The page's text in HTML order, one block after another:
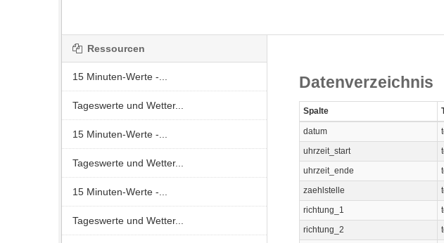
Ressourcen
15 Minuten-Werte -...
Tageswerte und Wetter...
15 Minuten-Werte -...
Tageswerte und Wetter...
15 Minuten-Werte -...
Tageswerte und Wetter...
Datenverzeichnis
Spalte
datum
uhrzeit_start
uhrzeit_ende
zaehlstelle
richtung_1
richtung_2